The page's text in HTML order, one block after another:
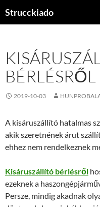
Strucckiado
2019-10-03
A kisáruszállító hatalmas
akik szeretnének árut
ehhez nem rendelkeznek
Kisáruszállító bérlésről
ezeknek a
Persze, mindig akadnak